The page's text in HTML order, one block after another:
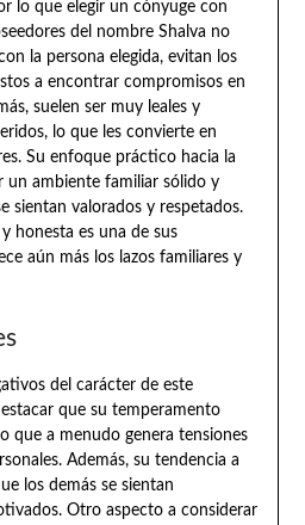
lo que elegir un cónyuge con
del nombre Shalva no
la persona elegida, evitan los
a encontrar compromisos en
suelen ser muy leales y
lo que les convierte en
Su enfoque práctico hacia la
un ambiente familiar sólido y
sientan valorados y respetados.
honesta es una de sus
aún más los lazos familiares y
del carácter de este
que su temperamento
que a menudo genera tensiones
Además, su tendencia a
los demás se sientan
Otro aspecto a considerar